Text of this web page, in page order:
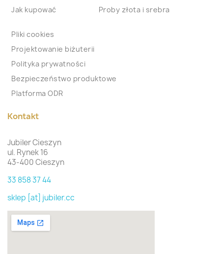
Jak kupować
Proby złota i srebra
Pliki cookies
Projektowanie biżuterii
Polityka prywatności
Bezpieczeństwo produktowe
Platforma ODR
Kontakt
Jubiler Cieszyn
ul. Rynek 16
43-400 Cieszyn
33 858 37 44
sklep [at] jubiler.cc